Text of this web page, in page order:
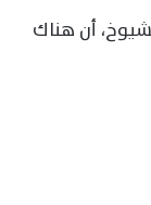
أن هناك